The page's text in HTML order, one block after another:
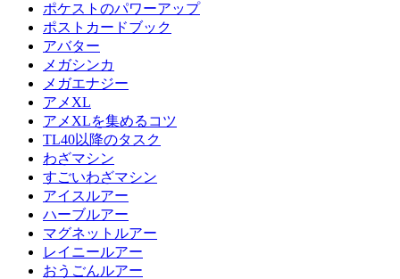
ポケストのパワーアップ
ポストカードブック
アバター
メガシンカ
メガエナジー
アメXL
アメXLを集めるコツ
TL40以降のタスク
わざマシン
すごいわざマシン
アイスルアー
ハーブルアー
マグネットルアー
レイニールアー
おうごんルアー